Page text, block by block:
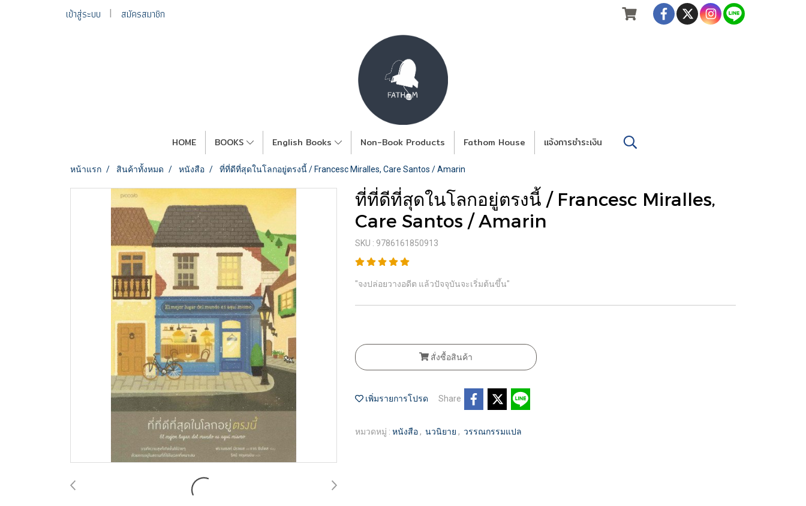
เข้าสู่ระบบ สมัครสมาชิก
HOME BOOKS English Books Non-Book Products Fathom House แจ้งการชำระเงิน
หน้าแรก สินค้าทั้งหมด หนังสือ ที่ที่ดีที่สุดในโลกอยู่ตรงนี้ / Francesc Miralles, Care Santos / Amarin
ที่ที่ดีที่สุดในโลกอยู่ตรงนี้ / Francesc Miralles,
Care Santos / Amarin
SKU : 9786161850913
"จงปล่อยวางอดีต แล้วปัจจุบันจะเริ่มต้นขึ้น"
สั่งซื้อสินค้า
เพิ่มรายการโปรด Share
หมวดหมู่ : หนังสือ , นวนิยาย , วรรณกรรมแปล